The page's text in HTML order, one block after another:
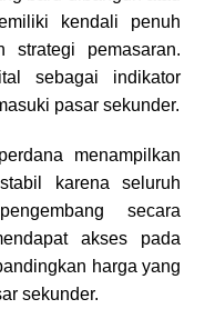
kendali penuh
strategi pemasaran.
sebagai indikator
pasar sekunder.
menampilkan
karena seluruh
secara
akses pada
harga yang
sekunder.